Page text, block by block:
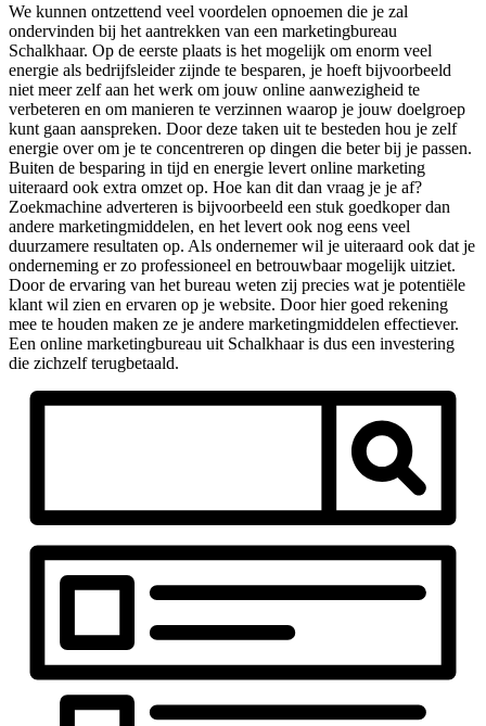
We kunnen ontzettend veel voordelen opnoemen die je zal
ondervinden bij het aantrekken van een marketingbureau
Schalkhaar. Op de eerste plaats is het mogelijk om enorm veel
energie als bedrijfsleider zijnde te besparen, je hoeft bijvoorbeeld
niet meer zelf aan het werk om jouw online aanwezigheid te
verbeteren en om manieren te verzinnen waarop je jouw doelgroep
kunt gaan aanspreken. Door deze taken uit te besteden hou je zelf
energie over om je te concentreren op dingen die beter bij je passen.
Buiten de besparing in tijd en energie levert online marketing
uiteraard ook extra omzet op. Hoe kan dit dan vraag je je af?
Zoekmachine adverteren is bijvoorbeeld een stuk goedkoper dan
andere marketingmiddelen, en het levert ook nog eens veel
duurzamere resultaten op. Als ondernemer wil je uiteraard ook dat je
onderneming er zo professioneel en betrouwbaar mogelijk uitziet.
Door de ervaring van het bureau weten zij precies wat je potentiële
klant wil zien en ervaren op je website. Door hier goed rekening
mee te houden maken ze je andere marketingmiddelen effectiever.
Een online marketingbureau uit Schalkhaar is dus een investering
die zichzelf terugbetaald.